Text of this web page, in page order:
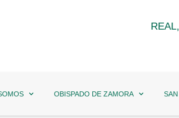
OBISPADO DE ZAMORA